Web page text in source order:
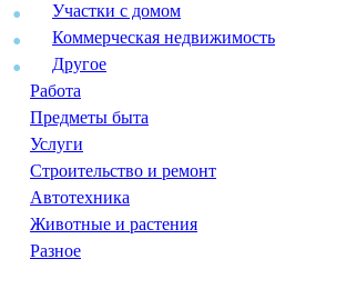
Участки с домом
Коммерческая недвижимость
Другое
Работа
Предметы быта
Услуги
Строительство и ремонт
Автотехника
Животные и растения
Разное